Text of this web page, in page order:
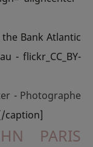
- Photographe
caption]
PARIS